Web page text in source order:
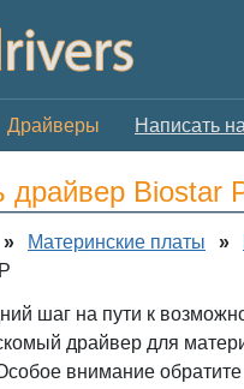
Драйверы Написать
драйвер Biostar
» Материнские платы »
шаг на пути к
драйвер для
внимание